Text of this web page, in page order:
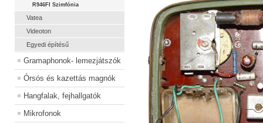
R946FI Szimfónia
Vatea
Videoton
Egyedi építésű
Gramaphonok- lemezjátszók
Órsós és kazettás magnók
Hangfalak, fejhallgatók
Mikrofonok